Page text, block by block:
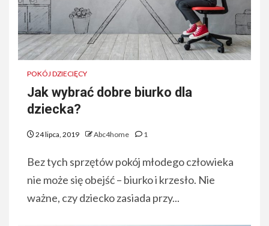
POKÓJ DZIECIĘCY
Jak wybrać dobre biurko dla
dziecka?
24 lipca, 2019 Abc4home 1
Bez tych sprzętów pokój młodego człowieka
nie może się obejść – biurko i krzesło. Nie
ważne, czy dziecko zasiada przy...